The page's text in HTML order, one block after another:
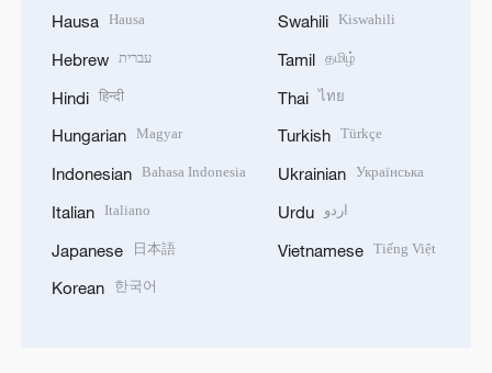
Hausa Hausa
Hebrew עברית
Hindi हिन्दी
Hungarian Magyar
Indonesian Bahasa Indonesia
Italian Italiano
Japanese 日本語
Korean 한국어
Swahili Kiswahili
Tamil தமிழ்
Thai ไทย
Turkish Türkçe
Ukrainian Українська
Urdu اردو
Vietnamese Tiếng Việt